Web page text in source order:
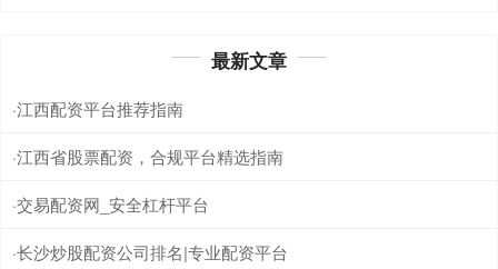
最新文章
·江西配资平台推荐指南
·江西省股票配资，合规平台精选指南
·交易配资网_安全杠杆平台
·长沙炒股配资公司排名|专业配资平台